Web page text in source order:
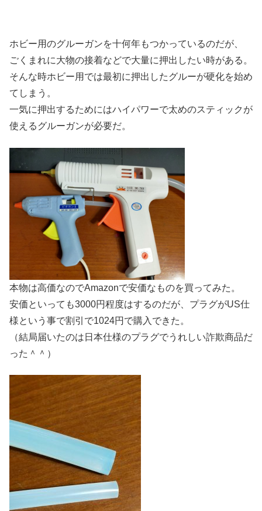
ホビー用のグルーガンを十何年もつかっているのだが、
ごくまれに大物の接着などで大量に押出 したい時がある。
そんな時ホビー用では最初に押出 したグルーが硬化を始め
てしまう。
一気に押出するためにはハイパワーで太めのスティックが
使えるグルーガンが必要だ。
本物は高価なのでAmazonで安価なものを買ってみた。
安価といっても3000円程度はするのだが、プラグがUS仕
様という事で割引で1024円で購入できた。
（結局届いたのは日本仕様のプラグでうれしい詐欺商品だ
った＾＾）